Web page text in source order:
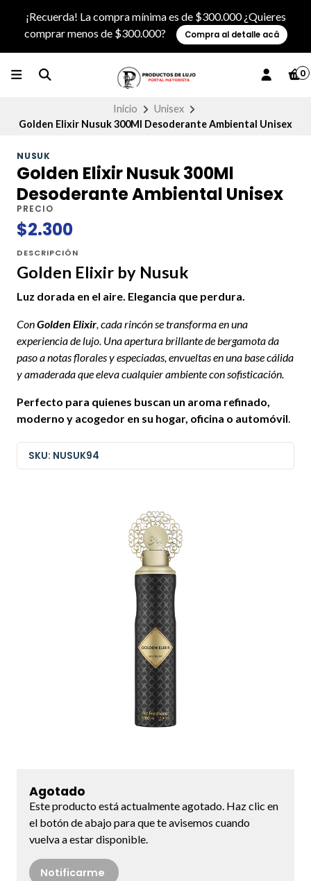
¡Recuerda! La compra mínima es de $300.000 ¿Quieres
comprar menos de $300.000?
Compra al detalle acá
0
Inicio
Unisex
Golden Elixir Nusuk 300Ml Desoderante Ambiental Unisex
NUSUK
Golden Elixir Nusuk 300Ml
Desoderante Ambiental Unisex
PRECIO
$2.300
DESCRIPCIÓN
Golden Elixir by Nusuk
Luz dorada en el aire. Elegancia que perdura.
ConGolden Elixir, cada rincón se transforma en una
experiencia de lujo. Una apertura brillante de bergamota da
paso a notas florales y especiadas, envueltas en una base cálida
y amaderada que eleva cualquier ambiente con sofisticación.
Perfecto para quienes buscan un aroma refinado,
moderno y acogedor en su hogar, oficina o automóvil.
SKU: NUSUK94
Agotado
Este producto está actualmente agotado. Haz clic en
el botón de abajo para que te avisemos cuando
vuelva a estar disponible.
Notificarme